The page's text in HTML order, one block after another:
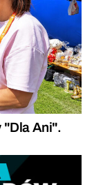
"Dla Ani".